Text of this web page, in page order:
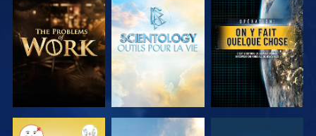
DÉCOUVRIR
LES SÉRIES
DÉCOUVRIR
LES SÉRIES
REGARDER